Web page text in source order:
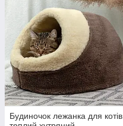
Будиночок лежанка для котів